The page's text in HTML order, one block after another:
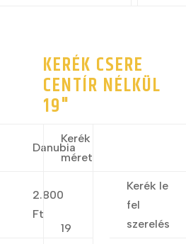
Danubia
2.800
Ft
KERÉK CSERE
CENTÍR NÉLKÜL
19"
Kerék
méret
19
Kerék le
fel
szerelés